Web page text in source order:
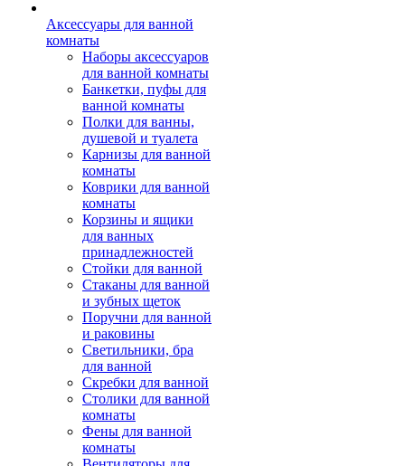
Аксессуары для ванной
комнаты
Наборы аксессуаров
для ванной комнаты
Банкетки, пуфы для
ванной комнаты
Полки для ванны,
душевой и туалета
Карнизы для ванной
комнаты
Коврики для ванной
комнаты
Корзины и ящики
для ванных
принадлежностей
Стойки для ванной
Стаканы для ванной
и зубных щеток
Поручни для ванной
и раковины
Светильники, бра
для ванной
Скребки для ванной
Столики для ванной
комнаты
Фены для ванной
комнаты